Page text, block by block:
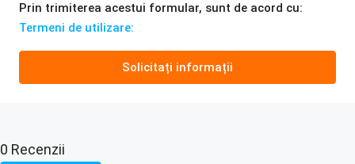
Prin trimiterea acestui formular, sunt de acord cu:
Termeni de utilizare:
Solicitați informații
0 Recenzii